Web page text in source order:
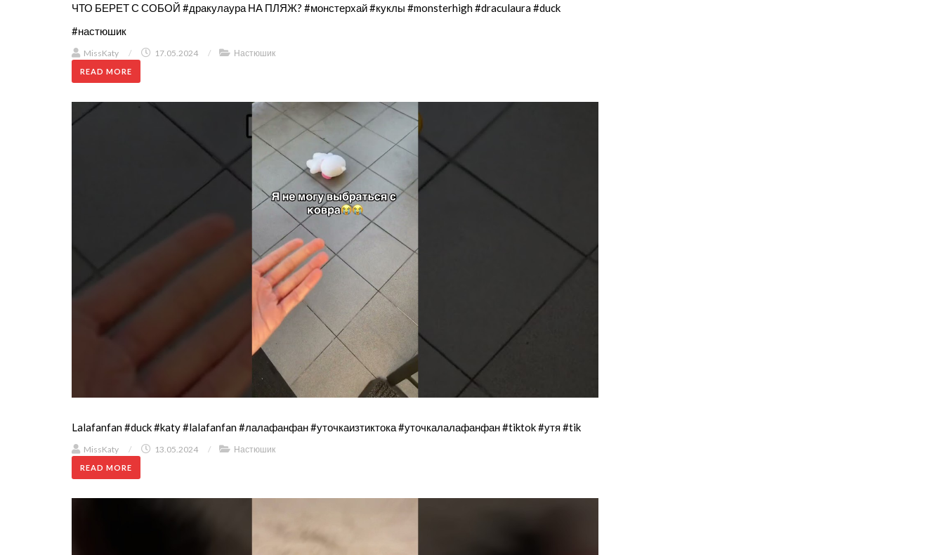
ЧТО БЕРЕТ С СОБОЙ #дракулаура НА ПЛЯЖ? #монстерхай #куклы #monsterhigh #draculaura #duck
#настюшик
MissKaty / 17.05.2024 / Настюшик
READ MORE
Lalafanfan #duck #katy #lalafanfan #лалафанфан #уточкаизтиктока #уточкалалафанфан #tiktok #утя #tik
MissKaty / 13.05.2024 / Настюшик
READ MORE